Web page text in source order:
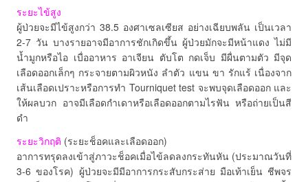
ระยะไข้สูง
ผู้ป่วยจะมีไข้สูงกว่า 38.5 องศาเซลเซียส อย่างเฉียบพลัน เป็นเวลา
2-7 วัน บางรายอาจมีอาการชักเกิดขึ้น ผู้ป่วยมักจะมีหน้าแดง ไม่มี
น้ำมูกหรือไอ เบื่ออาหาร อาเจียน ตับโต กดเจ็บ มีผื่นตามตัว มีจุด
เลือดออกเล็กๆ กระจายตามผิวหนัง ลำตัว แขน ขา รักแร้ เนื่องจาก
เส้นเลือดเปราะหรือการทำ Tourniquet test จะพบจุดเลือดออก และ
ให้ผลบวก อาจมีเลือดกำเดาหรือเลือดออกตามไรฟัน หรือถ่ายเป็นสี
ดำ
ระยะวิกฤติ (ระยะช็อคและเลือดออก)
อาการทรุดลงเข้าสู่ภาวะช็อคเมื่อไข้ลดลงกระทันหัน (ประมาณวันที่
3-6 ของโรค) ผู้ป่วยจะมีมีอาการกระสับกระส่าย มือเท้าเย็น ชีพจร